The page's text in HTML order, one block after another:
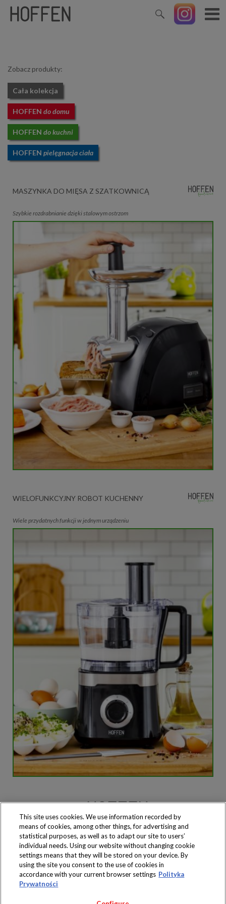
Zobacz produkty:
Cała kolekcja
HOFFEN do domu
HOFFEN do kuchni
HOFFEN pielęgnacja ciała
MASZYNKA DO MIĘSA Z SZATKOWNICĄ
Szybkie rozdrabnianie dzięki stalowym ostrzom
WIELOFUNKCYJNY ROBOT KUCHENNY
Wiele przydatnych funkcji w jednym urządzeniu
Produkty dostępne
wyłącznie w sklepach
Copyright 2019 Jeronimo Martins Polska S.A.
This site uses cookies. We use information recorded by
means of cookies, among other things, for advertising and
statistical purposes, as well as to adapt our site to users’
individual needs. Using our website without changing cookie
settings means that they will be stored on your device. By
using the site you consent to the use of cookies in
accordance with your current browser settings Polityka
Prywatności